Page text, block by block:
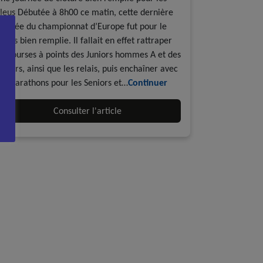
Débutée à 8h00 ce matin, cette dernière
journée du championnat d’Europe fut pour le
bien remplie. Il fallait en effet rattraper
les courses à points des Juniors hommes A et des
Seniors, ainsi que les relais, puis enchaîner avec
les marathons pour les Seniors et…Continuer
Consulter l'article